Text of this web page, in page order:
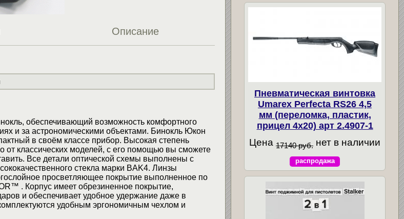
Описание
обеспечивающий возможность комфортного
и за астрономическими объектами. Бинокль Юкон
в своём классе прибор. Высокая степень
от классических моделей, с его помощью вы сможете
Все детали оптической схемы выполнены с
стекла марки BAK4. Линзы
просветляющее покрытие выполненное по
. Корпус имеет обрезиненное покрытие,
и обеспечивает удобное удержание даже в
удобным эргономичным чехлом и
Пневматическая винтовка
Umarex Perfecta RS26 4,5
мм (переломка, пластик,
прицел 4x20) арт 2.4907-1
Цена 17140 руб. нет в наличии
распродажа